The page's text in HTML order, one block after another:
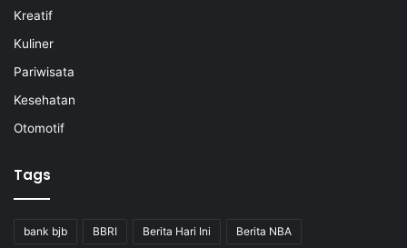
Kreatif
Kuliner
Pariwisata
Kesehatan
Otomotif
Tags
bank bjb BBRI Berita Hari Ini Berita NBA